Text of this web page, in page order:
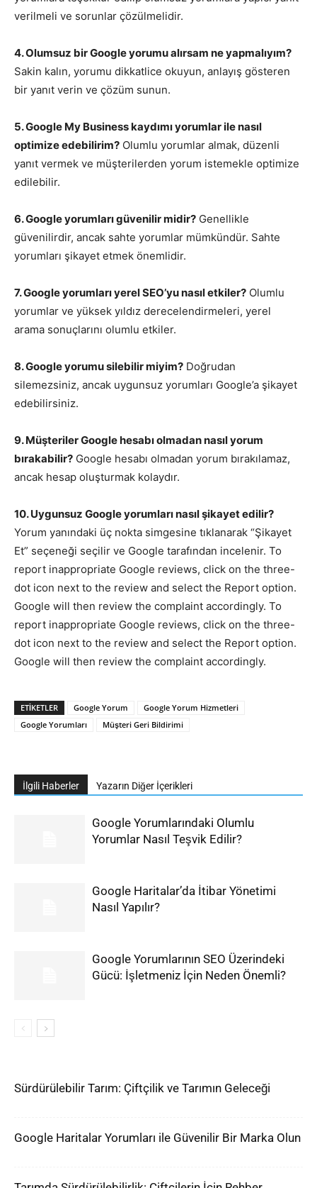
verilmeli ve sorunlar çözülmelidir.
4. Olumsuz bir Google yorumu alırsam ne yapmalıyım?
Sakin kalın, yorumu dikkatlice okuyun, anlayış gösteren
bir yanıt verin ve çözüm sunun.
5. Google My Business kaydımı yorumlar ile nasıl
optimize edebilirim? Olumlu yorumlar almak, düzenli
yanıt vermek ve müşterilerden yorum istemekle optimize
edilebilir.
6. Google yorumları güvenilir midir? Genellikle
güvenilirdir, ancak sahte yorumlar mümkündür. Sahte
yorumları şikayet etmek önemlidir.
7. Google yorumları yerel SEO’yu nasıl etkiler? Olumlu
yorumlar ve yüksek yıldız derecelendirmeleri, yerel
arama sonuçlarını olumlu etkiler.
8. Google yorumu silebilir miyim? Doğrudan
silemezsiniz, ancak uygunsuz yorumları Google’a şikayet
edebilirsiniz.
9. Müşteriler Google hesabı olmadan nasıl yorum
bırakabilir? Google hesabı olmadan yorum bırakılamaz,
ancak hesap oluşturmak kolaydır.
10. Uygunsuz Google yorumları nasıl şikayet edilir?
Yorum yanındaki üç nokta simgesine tıklanarak “Şikayet
Et” seçeneği seçilir ve Google tarafından incelenir. To
report inappropriate Google reviews, click on the three-
dot icon next to the review and select the Report option.
Google will then review the complaint accordingly. To
report inappropriate Google reviews, click on the three-
dot icon next to the review and select the Report option.
Google will then review the complaint accordingly.
ETIKETLER Google Yorum
Google Yorum Hizmetleri
Google Yorumları
Müşteri Geri Bildirimi
İlgili Haberler Yazarın Diğer İçerikleri
Google Yorumlarındaki Olumlu
Yorumlar Nasıl Teşvik Edilir?
Google Haritalar’da İtibar Yönetimi
Nasıl Yapılır?
Google Yorumlarının SEO Üzerindeki
Gücü: İşletmeniz İçin Neden Önemli?
Sürdürülebilir Tarım: Çiftçilik ve Tarımın Geleceği
Google Haritalar Yorumları ile Güvenilir Bir Marka Olun